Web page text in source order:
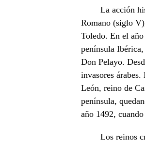
La acción
Romano (siglo
Toledo. En el
península Ibérica,
Don Pelayo.
invasores
León, reino de
península,
año 1492,
Los reinos